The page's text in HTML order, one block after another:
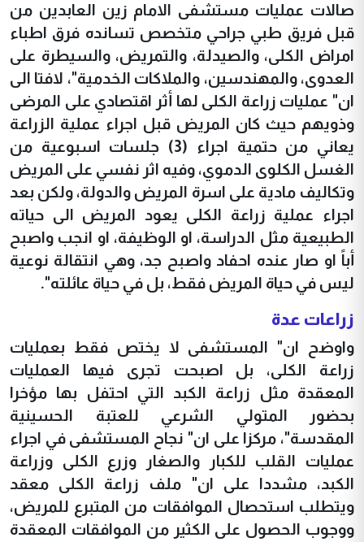
صالات عمليات مستشفى الامام زين العابدين من
قبل فريق طبي جراحي متخصص تسانده فرق اطباء
امراض الكلى، والصيدلة، والتمريض، والسيطرة على
العدوى، والمهندسين، والملاكات الخدمية"، لافتا الى
ان" عمليات زراعة الكلى لها أثر اقتصادي على المرضى
وذويهم حيث كان المريض قبل اجراء عملية الزراعة
يعاني من حتمية اجراء (3) جلسات اسبوعية من
الغسل الكلوى الدموي، وفيه اثر نفسي على المريض
وتكاليف مادية على اسرة المريض والدولة، ولكن بعد
اجراء عملية زراعة الكلى يعود المريض الى حياته
الطبيعية مثل الدراسة، او الوظيفة، او انجب واصبح
أباً او صار عنده احفاد واصبح جد، وهي انتقالة نوعية
ليس في حياة المريض فقط، بل في حياة عائلته".
زراعات عدة
واوضح ان" المستشفى لا يختص فقط بعمليات
زراعة الكلى، بل اصبحت تجرى فيها العمليات
المعقدة مثل زراعة الكبد التي احتفل بها مؤخرا
بحضور المتولي الشرعي للعتبة الحسينية
المقدسة"، مركزا على ان" نجاح المستشفى في اجراء
عمليات القلب للكبار والصغار وزرع الكلى وزراعة
الكبد، مشددا على ان" ملف زراعة الكلى معقد
ويتطلب استحصال الموافقات من المتبرع للمريض،
ووجوب الحصول على الكثير من الموافقات المعقدة